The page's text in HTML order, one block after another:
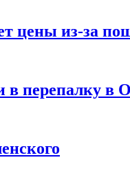
цены из-за
в перепалку в